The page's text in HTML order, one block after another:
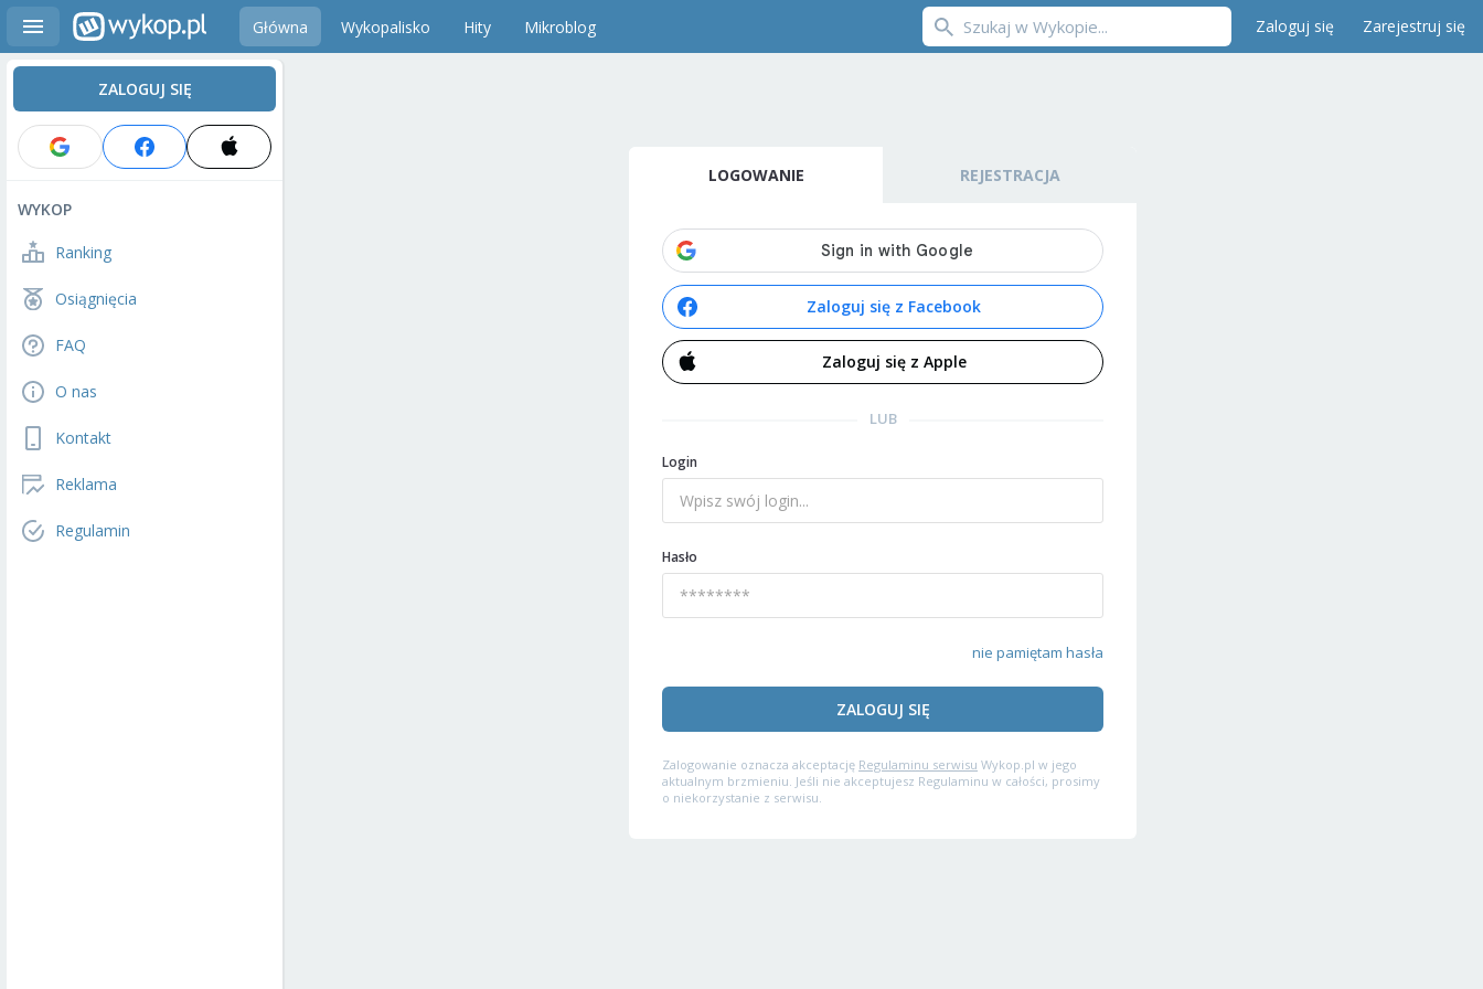
Główna Wykopalisko Hity Mikroblog Zaloguj się Zarejestruj się
ZALOGUJ SIĘ
WYKOP
Ranking
Osiągnięcia
FAQ
O nas
Kontakt
Reklama
Regulamin
LOGOWANIE REJESTRACJA
Zaloguj się z Facebook
Zaloguj się z Apple
LUB
Login
Hasło
nie pamiętam hasła
ZALOGUJ SIĘ
Zalogowanie oznacza akceptację Regulaminu serwisu Wykop.pl w jego
aktualnym brzmieniu. Jeśli nie akceptujesz Regulaminu w całości, prosimy
o niekorzystanie z serwisu.